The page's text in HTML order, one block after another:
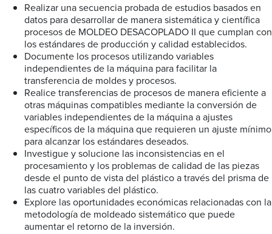
Realizar una secuencia probada de estudios basados en
datos para desarrollar de manera sistemática y científica
procesos de MOLDEO DESACOPLADO II que cumplan con
los estándares de producción y calidad establecidos.
Documente los procesos utilizando variables
independientes de la máquina para facilitar la
transferencia de moldes y procesos.
Realice transferencias de procesos de manera eficiente a
otras máquinas compatibles mediante la conversión de
variables independientes de la máquina a ajustes
específicos de la máquina que requieren un ajuste mínimo
para alcanzar los estándares deseados.
Investigue y solucione las inconsistencias en el
procesamiento y los problemas de calidad de las piezas
desde el punto de vista del plástico a través del prisma de
las cuatro variables del plástico.
Explore las oportunidades económicas relacionadas con la
metodología de moldeado sistemático que puede
aumentar el retorno de la inversión.